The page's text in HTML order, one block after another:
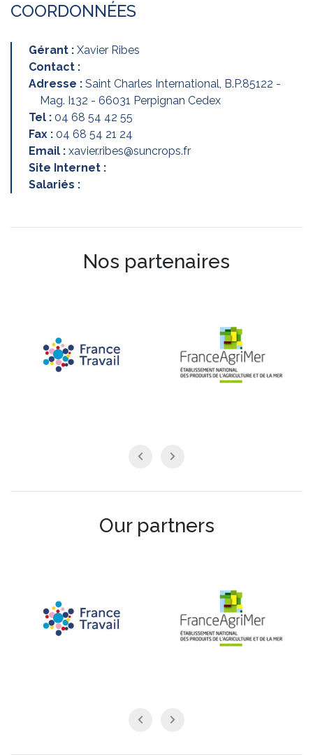
COORDONNÉES
Gérant : Xavier Ribes
Contact :
Adresse : Saint Charles International, B.P.85122 -
Mag. I132 - 66031 Perpignan Cedex
Tel : 04 68 54 42 55
Fax : 04 68 54 21 24
Email : xavier.ribes@suncrops.fr
Site Internet :
Salariés :
Nos partenaires
Our partners